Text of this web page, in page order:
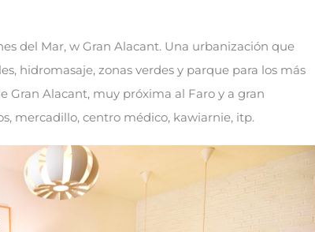
del Mar, w Gran Alacant. Una urbanización que
, hidromasaje, zonas verdes y parque para los más
Gran Alacant, muy próxima al Faro y a gran
, mercadillo, centro médico, kawiarnie, itp.